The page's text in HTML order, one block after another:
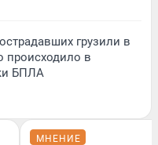
грузили в
происходило в
БПЛА
МНЕНИЕ